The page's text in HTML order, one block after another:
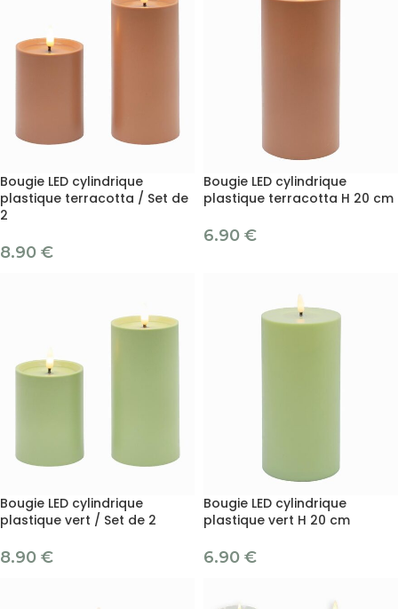
Bougie LED cylindrique
plastique terracotta / Set de
2
8.90 €
Bougie LED cylindrique
plastique terracotta H 20 cm
6.90 €
Bougie LED cylindrique
plastique vert / Set de 2
8.90 €
Bougie LED cylindrique
plastique vert H 20 cm
6.90 €